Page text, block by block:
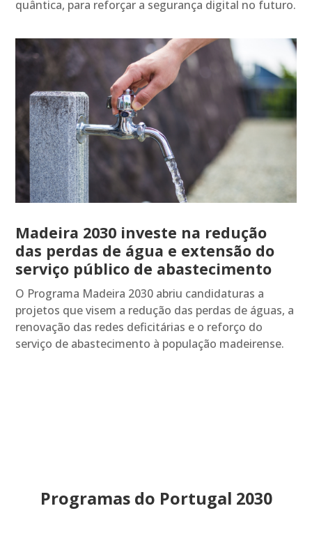
quântica, para reforçar a segurança digital no futuro.
Madeira 2030 investe na redução
das perdas de água e extensão do
serviço público de abastecimento
O Programa Madeira 2030 abriu candidaturas a
projetos que visem a redução das perdas de águas, a
renovação das redes deficitárias e o reforço do
serviço de abastecimento à população madeirense.
Programas do Portugal 2030